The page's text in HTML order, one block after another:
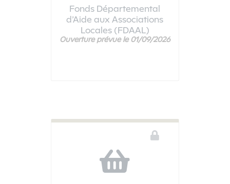
Fonds Départemental
d’Aide aux Associations
Locales (FDAAL)
Ce téléservice n'est pas disponible
Ouverture prévue le 01/09/2026